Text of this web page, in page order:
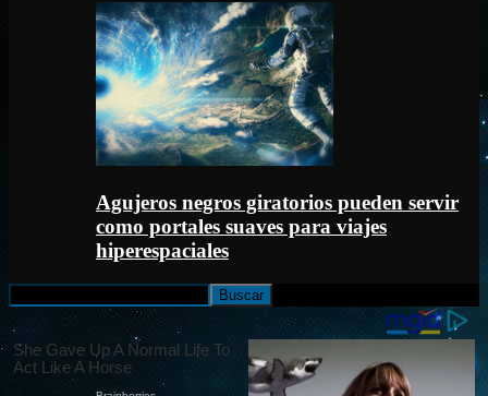
Agujeros negros giratorios pueden servir
como portales suaves para viajes
hiperespaciales